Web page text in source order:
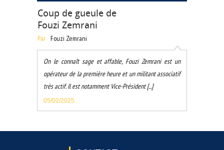
Coup de gueule de
Fouzi Zemrani
Par Fouzi Zemrani
On le connaît sage et affable, Fouzi Zemrani est un
opérateur de la première heure et un militant associatif
très actif. Il est notamment Vice-Président [...]
05/02/2025